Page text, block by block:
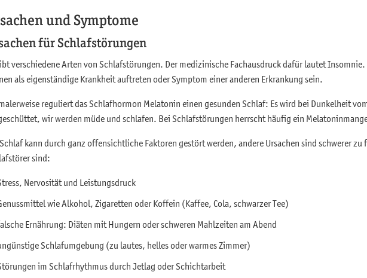
und Symptome
für Schlafstörungen
verschiedene Arten von Schlafstörungen. Der medizinische Fachausdruck dafür lautet
als eigenständige Krankheit auftreten oder Symptom einer anderen Erkrankung sein.
reguliert das Schlafhormon Melatonin einen gesunden Schlaf: Es wird bei Dunkelheit
wir werden müde und schlafen. Bei Schlafstörungen herrscht häufig ein
kann durch ganz offensichtliche Faktoren gestört werden, andere Ursachen sind schwerer zu
sind:
Nervosität und Leistungsdruck
wie Alkohol, Zigaretten oder Koffein (Kaffee, Cola, schwarzer Tee)
Ernährung: Diäten mit Hungern oder schweren Mahlzeiten am Abend
Schlafumgebung (zu lautes, helles oder warmes Zimmer)
im Schlafrhythmus durch Jetlag oder Schichtarbeit